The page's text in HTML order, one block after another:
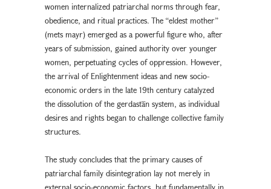
women internalized patriarchal norms through fear,
obedience, and ritual practices. The “eldest mother”
(mets mayr) emerged as a powerful figure who, after
years of submission, gained authority over younger
women, perpetuating cycles of oppression. However,
the arrival of Enlightenment ideas and new socio-
economic orders in the late 19th century catalyzed
the dissolution of the gerdastān system, as individual
desires and rights began to challenge collective family
structures.
The study concludes that the primary causes of
patriarchal family disintegration lay not merely in